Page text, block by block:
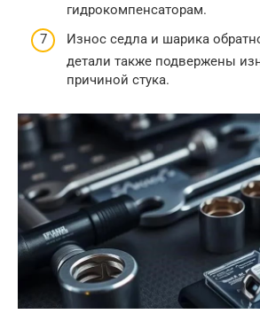
гидрокомпенсаторам.
Износ седла и шарика
детали также подвержены
причиной стука.